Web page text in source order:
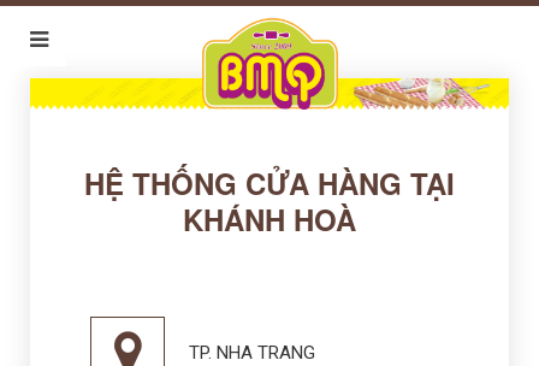
HỆ THỐNG CỬA HÀNG TẠI
KHÁNH HOÀ
TP. NHA TRANG